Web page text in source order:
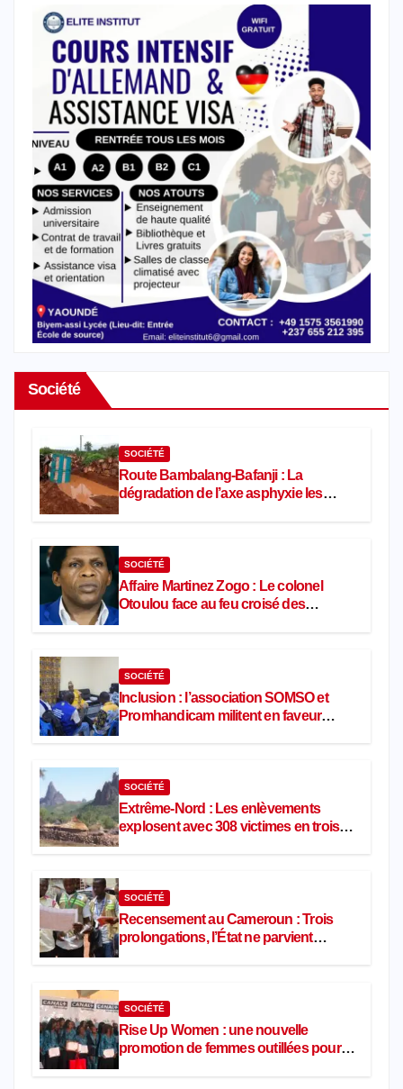
Société
SOCIÉTÉ
Route Bambalang-Bafanji : La
dégradation de l’axe asphyxie les
SOCIÉTÉ
Affaire Martinez Zogo : Le colonel
Otoulou face au feu croisé des
SOCIÉTÉ
Inclusion : l’association SOMSO et
Promhandicam militent en faveur
SOCIÉTÉ
Extrême-Nord : Les enlèvements
explosent avec 308 victimes en trois
SOCIÉTÉ
Recensement au Cameroun : Trois
prolongations, l’État ne parvient
SOCIÉTÉ
Rise Up Women : une nouvelle
promotion de femmes outillées pour